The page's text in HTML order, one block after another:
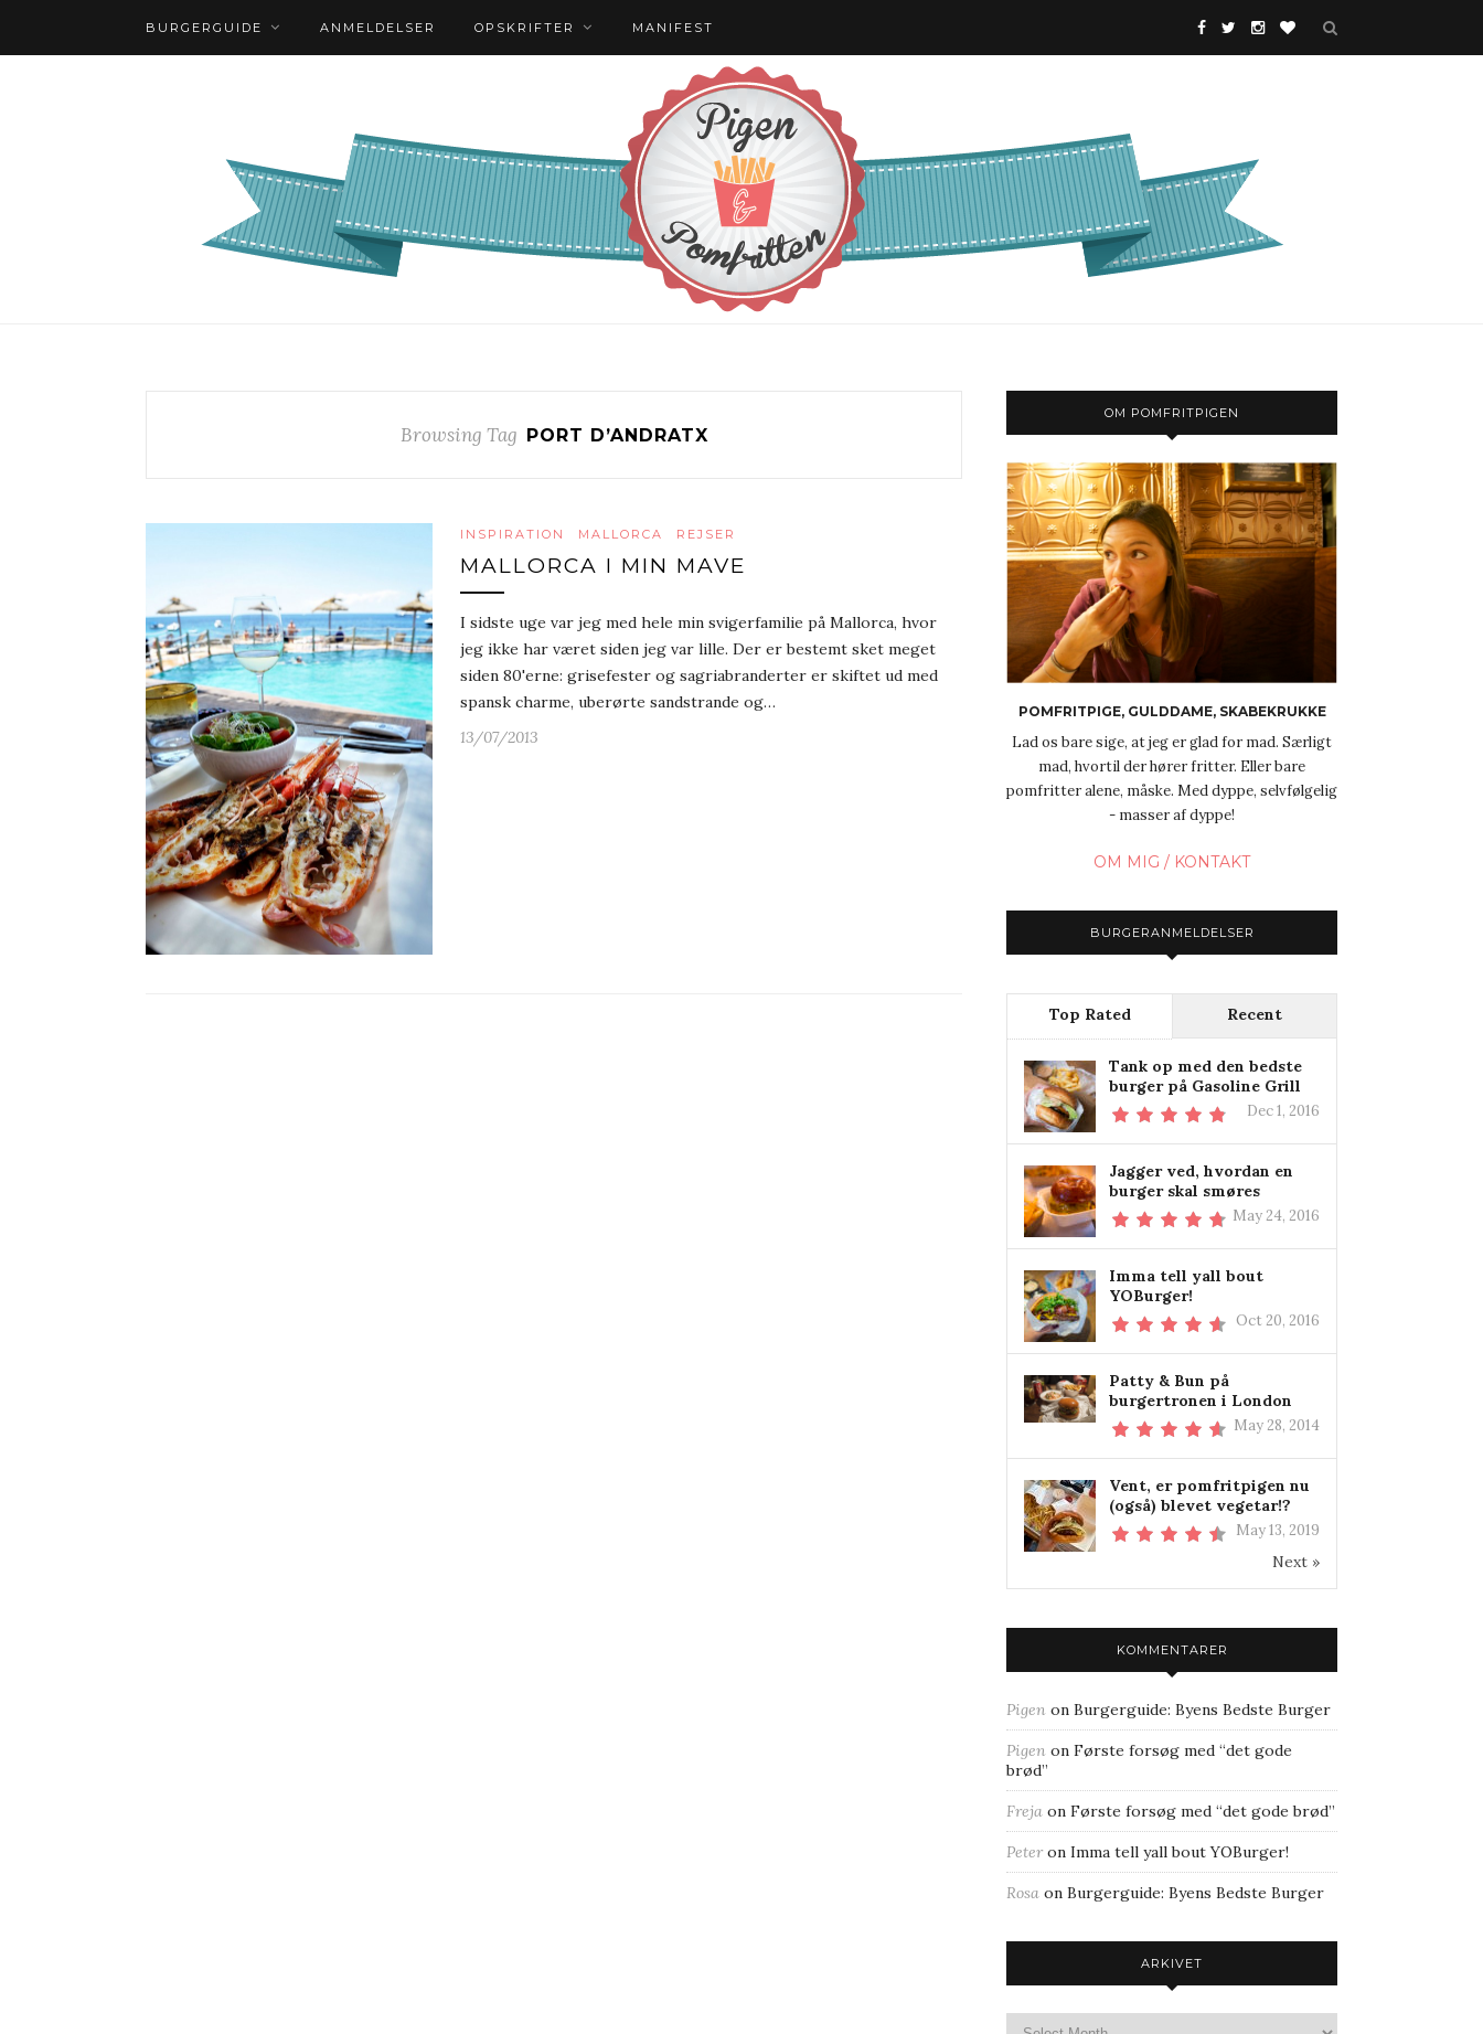
BURGERGUIDE ANMELDELSER OPSKRIFTER MANIFEST
Browsing Tag PORT D’ANDRATX
INSPIRATION MALLORCA REJSER
MALLORCA I MIN MAVE
I sidste uge var jeg med hele min svigerfamilie på Mallorca, hvor
jeg ikke har været siden jeg var lille. Der er bestemt sket meget
siden 80'erne: grisefester og sagriabranderter er skiftet ud med
spansk charme, uberørte sandstrande og…
13/07/2013
OM POMFRITPIGEN
POMFRITPIGE, GULDDAME, SKABEKRUKKE
Lad os bare sige, at jeg er glad for mad. Særligt
mad, hvortil der hører fritter. Eller bare
pomfritter alene, måske. Med dyppe, selvfølgelig
- masser af dyppe!
OM MIG / KONTAKT
BURGERANMELDELSER
Top Rated Recent
Tank op med den bedste
burger på Gasoline Grill
Dec 1, 2016
Jagger ved, hvordan en
burger skal smøres
May 24, 2016
Imma tell yall bout
YOBurger!
Oct 20, 2016
Patty & Bun på
burgertronen i London
May 28, 2014
Vent, er pomfritpigen nu
(også) blevet vegetar!?
May 13, 2019
Next »
KOMMENTARER
Pigen on Burgerguide: Byens Bedste Burger
Pigen on Første forsøg med “det gode
brød”
Freja on Første forsøg med “det gode brød”
Peteron Imma tell yall bout YOBurger!
Rosa on Burgerguide: Byens Bedste Burger
ARKIVET